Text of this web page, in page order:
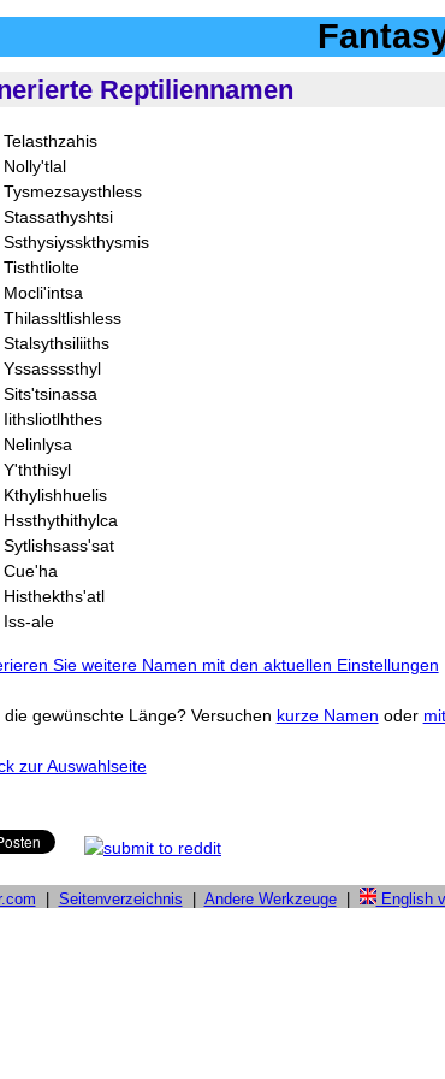
Reptiliennamen
Telasthzahis
Nolly'tlal
Tysmezsaysthless
Stassathyshtsi
Ssthysiysskthysmis
Tisthtliolte
Mocli'intsa
Thilassltlishless
Stalsythsiliiths
Yssassssthyl
Sits'tsinassa
Iithsliotlhthes
Nelinlysa
Y'ththisyl
Kthylishhuelis
Hssthythithylca
Sytlishsass'sat
Cue'ha
Histhekths'atl
Iss-ale
Sie weitere Namen mit den aktuellen Einstellungen
die gewünschte Länge? Versuchen kurze Namen oder
zur Auswahlseite
| Seitenverzeichnis | Andere Werkzeuge| English